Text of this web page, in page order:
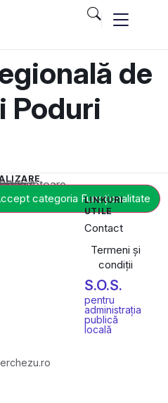
de
Poduri
categoria Funcționalitate
LINKURI
UTILE
Contact
Termeni și
condiții
S.O.S.
pentru
administrația
publică
locală